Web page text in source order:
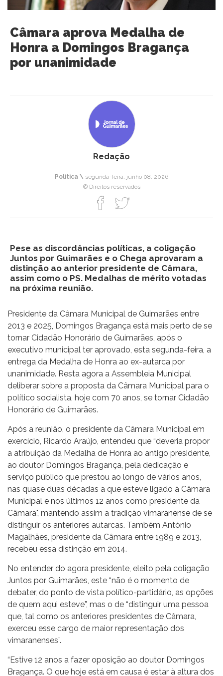
Câmara aprova Medalha de
Honra a Domingos Bragança
por unanimidade
Redação
Política \ segunda-feira, junho 08, 2026
© Direitos reservados
Pese as discordâncias políticas, a coligação
Juntos por Guimarães e o Chega aprovaram a
distinção ao anterior presidente de Câmara,
assim como o PS. Medalhas de mérito votadas
na próxima reunião.
Presidente da Câmara Municipal de Guimarães entre
2013 e 2025, Domingos Bragança está mais perto de se
tornar Cidadão Honorário de Guimarães, após o
executivo municipal ter aprovado, esta segunda-feira, a
entrega da Medalha de Honra ao ex-autarca por
unanimidade. Resta agora a Assembleia Municipal
deliberar sobre a proposta da Câmara Municipal para o
político socialista, hoje com 70 anos, se tornar Cidadão
Honorário de Guimarães.
Após a reunião, o presidente da Câmara Municipal em
exercício, Ricardo Araújo, entendeu que “deveria propor
a atribuição da Medalha de Honra ao antigo presidente,
ao doutor Domingos Bragança, pela dedicação e
serviço público que prestou ao longo de vários anos,
nas quase duas décadas a que esteve ligado à Câmara
Municipal e nos últimos 12 anos como presidente da
Câmara", mantendo assim a tradição vimaranense de se
distinguir os anteriores autarcas. Também António
Magalhães, presidente da Câmara entre 1989 e 2013,
recebeu essa distinção em 2014.
No entender do agora presidente, eleito pela coligação
Juntos por Guimarães, este “não é o momento de
debater, do ponto de vista político-partidário, as opções
de quem aqui esteve”, mas o de “distinguir uma pessoa
que, tal como os anteriores presidentes de Câmara,
exerceu esse cargo de maior representação dos
vimaranenses”.
“Estive 12 anos a fazer oposição ao doutor Domingos
Bragança. O que hoje está em causa é estar à altura dos